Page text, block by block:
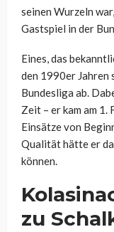
seinen Wurzeln
Gastspiel in der
Eines, das
den 1990er Jahren
Bundesliga ab.
Zeit – er kam am
Einsätze von
Qualität hätte er
können.
zu